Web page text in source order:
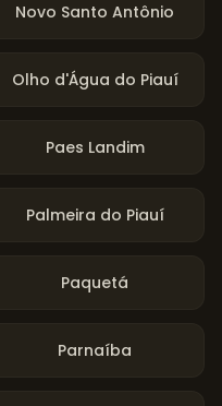
Novo Santo Antônio
Olho d'Água do Piauí
Paes Landim
Palmeira do Piauí
Paquetá
Parnaíba